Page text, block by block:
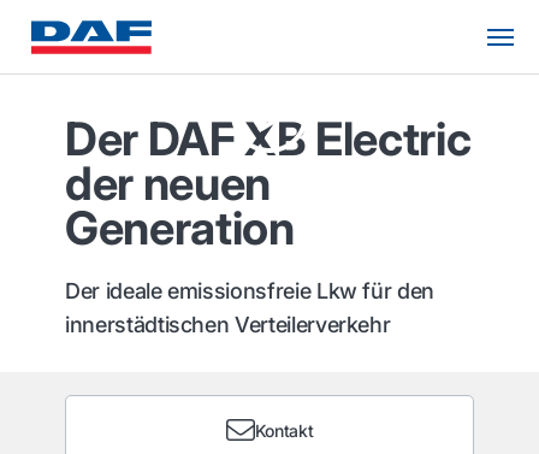
Der DAF XB Electric
der neuen
Generation
Der ideale emissionsfreie Lkw für den
innerstädtischen Verteilerverkehr
Kontakt